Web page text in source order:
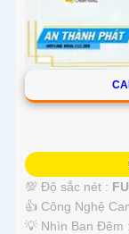
💯 Độ sắc nét :
👍 Công Nghệ
💡 Nhìn Ban Đêm :